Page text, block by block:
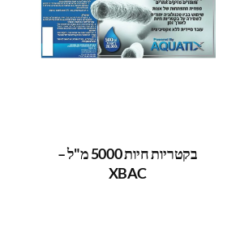
בקטריות חיות 5000 מ"ל –
XBAC